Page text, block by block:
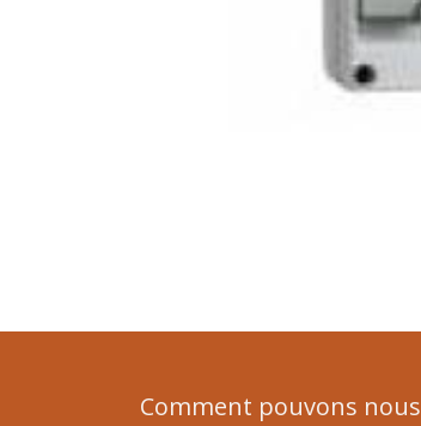
Comment pouvons nous